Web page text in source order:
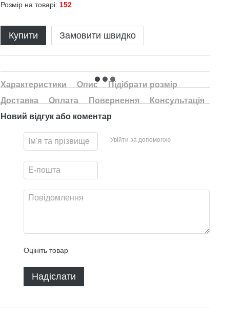
Розмір на товарі: 152
Купити Замовити швидко
Характеристики Опис
Підібрати розмір
Доставка
Оплата Повернення
Консультація
Новий відгук або коментар
Увійти за допомогою
Оцініть товар
Надіслати